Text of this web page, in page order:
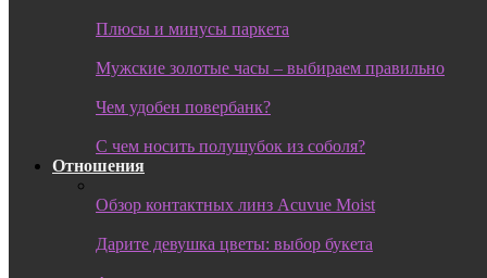
Плюсы и минусы паркета
Мужские золотые часы – выбираем правильно
Чем удобен повербанк?
С чем носить полушубок из соболя?
Отношения
Обзор контактных линз Acuvue Moist
Дарите девушка цветы: выбор букета